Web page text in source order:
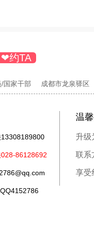
❤约TA
国家干部 成都市龙泉驿区
86128692
温馨
升级
联系
享受